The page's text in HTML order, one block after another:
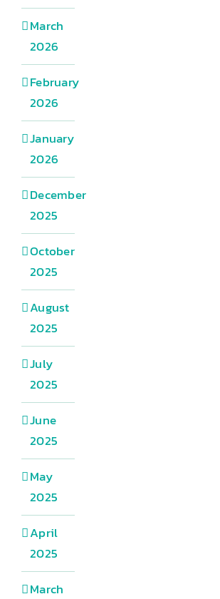
March
2026
February
2026
January
2026
December
2025
October
2025
August
2025
July
2025
June
2025
May
2025
April
2025
March